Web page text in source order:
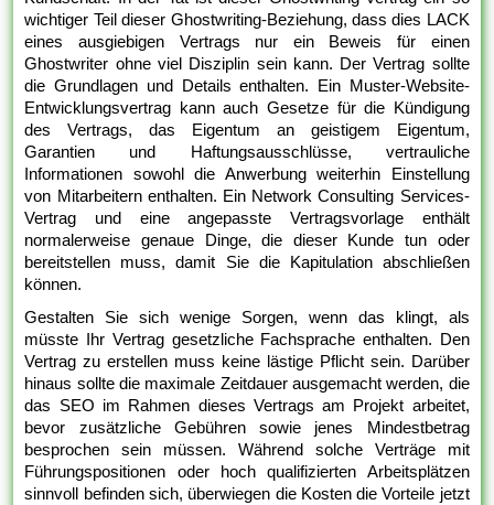
wichtiger Teil dieser Ghostwriting-Beziehung, dass dies LACK
eines ausgiebigen Vertrags nur ein Beweis für einen
Ghostwriter ohne viel Disziplin sein kann. Der Vertrag sollte
die Grundlagen und Details enthalten. Ein Muster-Website-
Entwicklungsvertrag kann auch Gesetze für die Kündigung
des Vertrags, das Eigentum an geistigem Eigentum,
Garantien und Haftungsausschlüsse, vertrauliche
Informationen sowohl die Anwerbung weiterhin Einstellung
von Mitarbeitern enthalten. Ein Network Consulting Services-
Vertrag und eine angepasste Vertragsvorlage enthält
normalerweise genaue Dinge, die dieser Kunde tun oder
bereitstellen muss, damit Sie die Kapitulation abschließen
können.
Gestalten Sie sich wenige Sorgen, wenn das klingt, als
müsste Ihr Vertrag gesetzliche Fachsprache enthalten. Den
Vertrag zu erstellen muss keine lästige Pflicht sein. Darüber
hinaus sollte die maximale Zeitdauer ausgemacht werden, die
das SEO im Rahmen dieses Vertrags am Projekt arbeitet,
bevor zusätzliche Gebühren sowie jenes Mindestbetrag
besprochen sein müssen. Während solche Verträge mit
Führungspositionen oder hoch qualifizierten Arbeitsplätzen
sinnvoll befinden sich, überwiegen die Kosten die Vorteile jetzt